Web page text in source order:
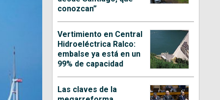
conozcan”
Vertimiento en Central
Hidroeléctrica Ralco:
embalse ya está en un
99% de capacidad
Las claves de la